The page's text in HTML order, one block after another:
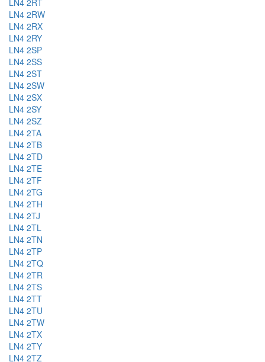
LN4 2RT
LN4 2RW
LN4 2RX
LN4 2RY
LN4 2SP
LN4 2SS
LN4 2ST
LN4 2SW
LN4 2SX
LN4 2SY
LN4 2SZ
LN4 2TA
LN4 2TB
LN4 2TD
LN4 2TE
LN4 2TF
LN4 2TG
LN4 2TH
LN4 2TJ
LN4 2TL
LN4 2TN
LN4 2TP
LN4 2TQ
LN4 2TR
LN4 2TS
LN4 2TT
LN4 2TU
LN4 2TW
LN4 2TX
LN4 2TY
LN4 2TZ